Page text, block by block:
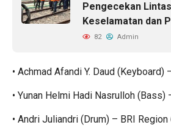
Pengecekan
Keselamatan dan
82 Admin
• Achmad Afandi Y. Daud (Keyboard)
• Yunan Helmi Hadi Nasrulloh (Bass)
• Andri Juliandri (Drum) – BRI Region